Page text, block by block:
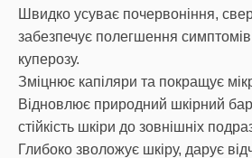
Швидко усуває почервоніння,
забезпечує полегшення
куперозу.
Зміцнює капіляри та покращує
Відновлює природний шкірний
стійкість шкіри до зовнішніх
Глибоко зволожує шкіру, дарує